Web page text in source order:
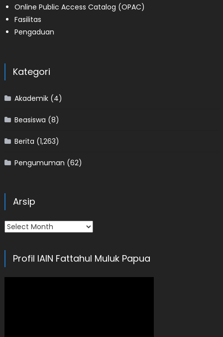
Online Public Access Catalog (OPAC)
Fasilitas
Pengaduan
Kategori
Akademik(4)
Beasiswa (8)
Berita (1,263)
Pengumuman (62)
Arsip
Arsip
Profil IAIN Fattahul Muluk Papua